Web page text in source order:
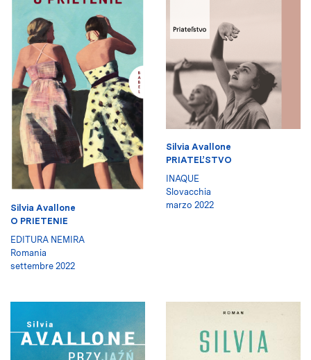
Silvia Avallone
O PRIETENIE
EDITURA NEMIRA
Romania
settembre 2022
Silvia Avallone
PRIATEĽSTVO
INAQUE
Slovacchia
marzo 2022